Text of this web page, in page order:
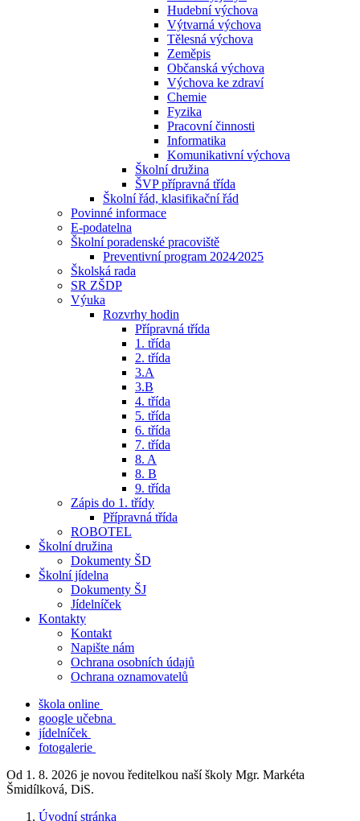
Hudební výchova
Výtvarná výchova
Tělesná výchova
Zeměpis
Občanská výchova
Výchova ke zdraví
Chemie
Fyzika
Pracovní činnosti
Informatika
Komunikativní výchova
Školní družina
ŠVP přípravná třída
Školní řád, klasifikační řád
Povinné informace
E-podatelna
Školní poradenské pracoviště
Preventivní program 2024⁄2025
Školská rada
SR ZŠDP
Výuka
Rozvrhy hodin
Přípravná třída
1. třída
2. třída
3.A
3.B
4. třída
5. třída
6. třída
7. třída
8. A
8. B
9. třída
Zápis do 1. třídy
Přípravná třída
ROBOTEL
Školní družina
Dokumenty ŠD
Školní jídelna
Dokumenty ŠJ
Jídelníček
Kontakty
Kontakt
Napište nám
Ochrana osobních údajů
Ochrana oznamovatelů
škola online
google učebna
jídelníček
fotogalerie
Od 1. 8. 2026 je novou ředitelkou naší školy Mgr. Markéta
Šmidílková, DiS.
Úvodní stránka